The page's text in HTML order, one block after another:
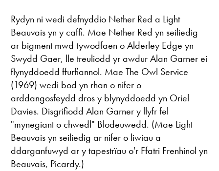
Rydyn ni wedi defnyddio Nether Red a Light
Beauvais yn y caffi. Mae Nether Red yn seiliedig
ar bigment mwd tywodfaen o Alderley Edge yn
Swydd Gaer, lle treuliodd yr awdur Alan Garner ei
flynyddoedd ffurfiannol. Mae The Owl Service
(1969) wedi bod yn rhan o nifer o
arddangosfeydd dros y blynyddoedd yn Oriel
Davies. Disgrifiodd Alan Garner y llyfr fel
"mynegiant o chwedl" Blodeuwedd. (Mae Light
Beauvais yn seiliedig ar nifer o liwiau a
ddarganfuwyd ar y tapestrïau o'r Ffatri Frenhinol yn
Beauvais, Picardy.)